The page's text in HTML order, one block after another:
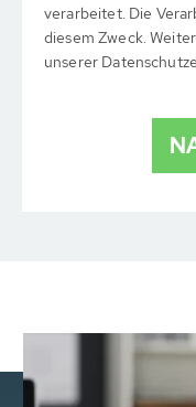
verarbeitet. Die
diesem Zweck.
unserer